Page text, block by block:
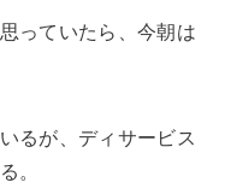
っていたら、今朝は
るが、ディサービス
。